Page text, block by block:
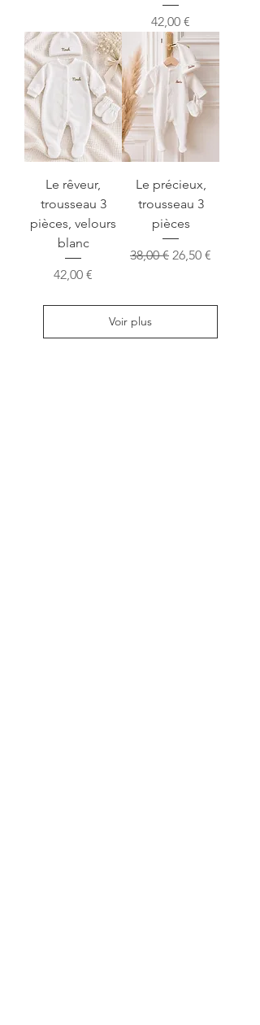
Prix
42,00 €
Le rêveur,
trousseau 3
pièces, velours
blanc
Prix
42,00 €
Le précieux,
trousseau 3
pièces
Prix original
38,00 € Prix
26,50 €
Voir plus